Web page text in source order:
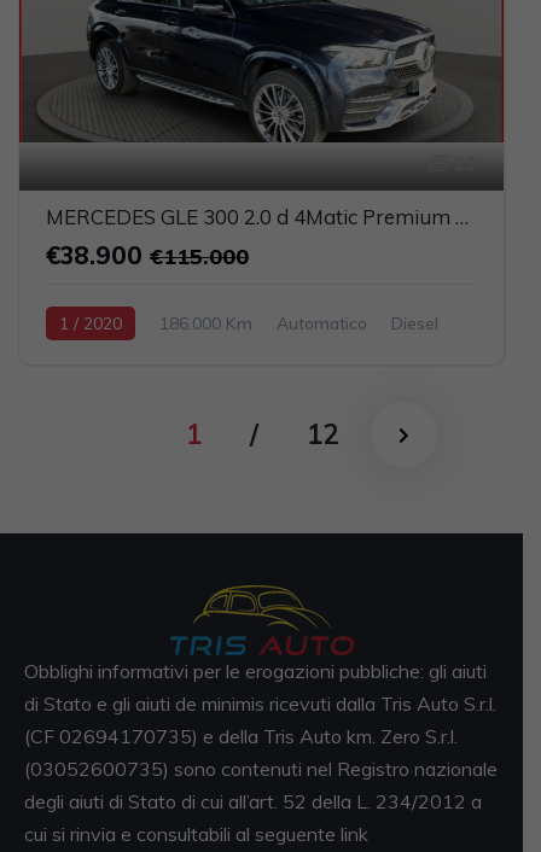
MERCEDES GLE 300 2.0 d 4Matic Premium Plus (TETTO PANORAMICO APRIBILE)
€38.900 €115.000
1 / 2020 186.000 Km Automatico
Diesel
1 / 12
Obblighi informativi per le erogazioni pubbliche: gli aiuti
di Stato e gli aiuti de minimis ricevuti dalla Tris Auto S.r.l.
(CF 02694170735) e della Tris Auto km. Zero S.r.l.
(03052600735) sono contenuti nel Registro nazionale
degli aiuti di Stato di cui all’art. 52 della L. 234/2012 a
cui si rinvia e consultabili al seguente link